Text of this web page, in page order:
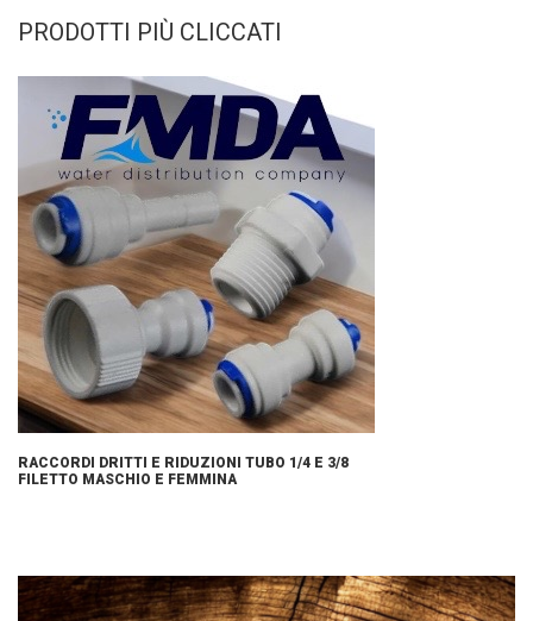
PRODOTTI PIÙ CLICCATI
RACCORDI DRITTI E RIDUZIONI TUBO 1/4 E 3/8
FILETTO MASCHIO E FEMMINA